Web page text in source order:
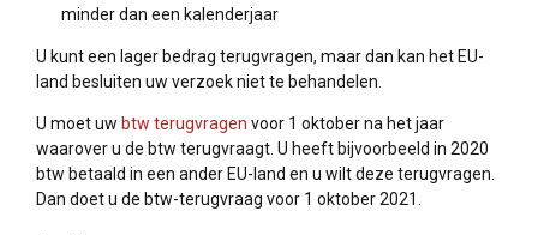
minder dan een kalenderjaar
U kunt een lager bedrag terugvragen, maar dan kan het EU-
land besluiten uw verzoek niet te behandelen.
U moet uw btw terugvragen voor 1 oktober na het jaar
waarover u de btw terugvraagt. U heeft bijvoorbeeld in 2020
btw betaald in een ander EU-land en u wilt deze terugvragen.
Dan doet u de btw-terugvraag voor 1 oktober 2021.